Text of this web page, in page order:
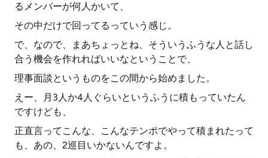
るメンバーが何人かいて、
その中だけで回ってるっていう感じ。
で、なので、まあちょっとね、そういうふうな人と話し
合う機会を作れればいいなということで、
理事面談というものをこの間から始めました。
えー、月3人か4人ぐらいというふうに積もっていたん
ですけども、
正直言ってこんな、こんなテンポでやって積まれたって
も、あの、2巡目いかないんですよ。